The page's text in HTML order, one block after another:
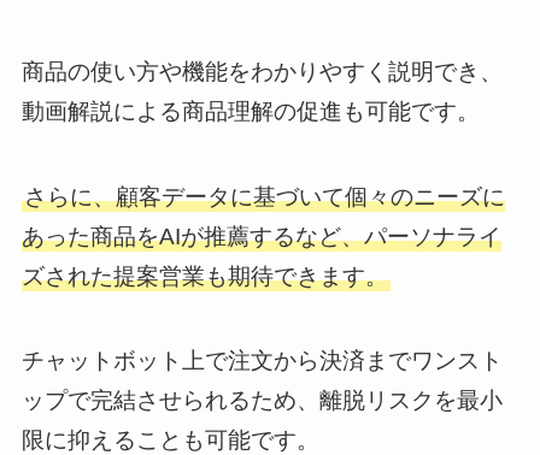
商品の使い方や機能をわかりやすく説明でき、
動画解説による商品理解の促進も可能です。
さらに、顧客データに基づいて個々のニーズに
あった商品をAIが推薦するなど、パーソナライ
ズされた提案営業も期待できます。
チャットボット上で注文から決済までワンスト
ップで完結させられるため、離脱リスクを最小
限に抑えることも可能です。